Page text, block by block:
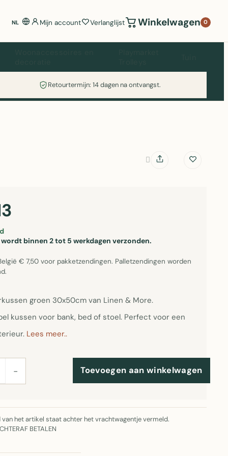
NL Mijn account Verlanglijst Winkelwagen 0
Retourtermijn: 14 dagen na ontvangst.
binnen 2 tot 5 werkdagen verzonden.
€ 7,50 voor pakketzendingen. Palletzendingen worden
groen 30x50cm van Linen & More.
kussen voor bank, bed of stoel. Perfect voor een
Lees meer..
− Toevoegen aan winkelwagen
van het artikel staat achter het vrachtwagentje vermeld.
BETALEN